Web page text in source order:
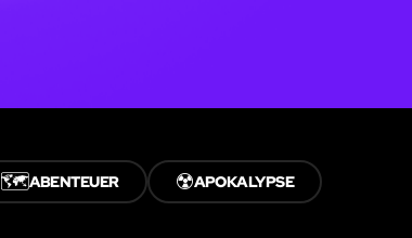
🗺️ABENTEUER ☢️APOKALYPSE